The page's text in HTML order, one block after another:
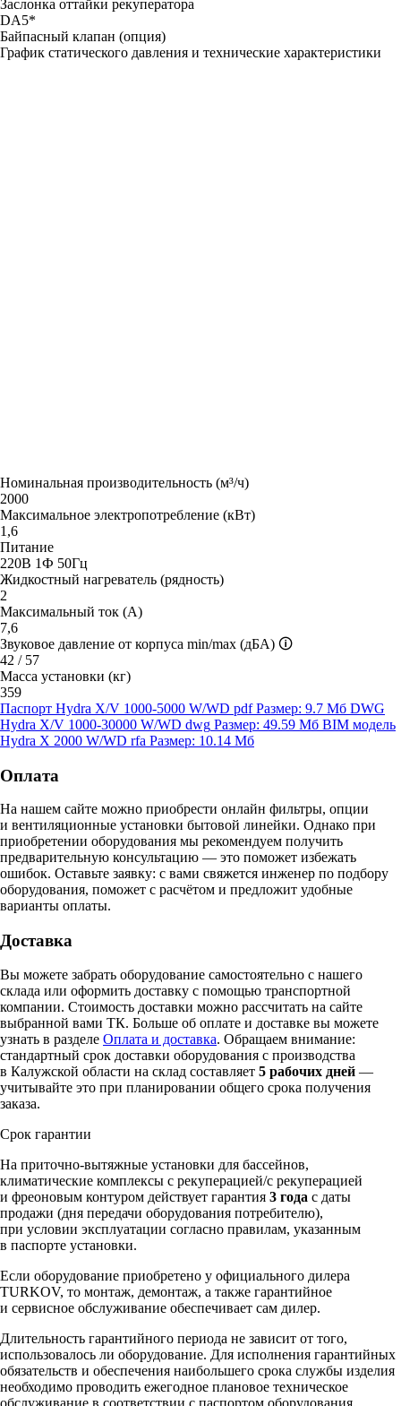
Заслонка оттайки рекуператора
DА5*
Байпасный клапан (опция)
График статического давления и технические характеристики
Номинальная производительность (м³/ч)
2000
Максимальное электропотребление (кВт)
1,6
Питание
220В 1Ф 50Гц
Жидкостный нагреватель (рядность)
2
Максимальный ток (А)
7,6
Звуковое давление от корпуса min/max (дБА) 🛈
42 / 57
Масса установки (кг)
359
Паспорт Hydra X/V 1000-5000 W/WD pdf Размер: 9.7 Мб DWG
Hydra X/V 1000-30000 W/WD dwg Размер: 49.59 Мб BIM модель
Hydra X 2000 W/WD rfa Размер: 10.14 Мб
Оплата
На нашем сайте можно приобрести онлайн фильтры, опции
и вентиляционные установки бытовой линейки. Однако при
приобретении оборудования мы рекомендуем получить
предварительную консультацию — это поможет избежать
ошибок. Оставьте заявку: с вами свяжется инженер по подбору
оборудования, поможет с расчётом и предложит удобные
варианты оплаты.
Доставка
Вы можете забрать оборудование самостоятельно с нашего
склада или оформить доставку с помощью транспортной
компании. Стоимость доставки можно рассчитать на сайте
выбранной вами ТК. Больше об оплате и доставке вы можете
узнать в разделе Оплата и доставка. Обращаем внимание:
стандартный срок доставки оборудования с производства
в Калужской области на склад составляет 5 рабочих дней —
учитывайте это при планировании общего срока получения
заказа.
Срок гарантии
На приточно-вытяжные установки для бассейнов,
климатические комплексы c рекуперацией/с рекуперацией
и фреоновым контуром действует гарантия 3 года с даты
продажи (дня передачи оборудования потребителю),
при условии эксплуатации согласно правилам, указанным
в паспорте установки.
Если оборудование приобретено у официального дилера
TURKOV, то монтаж, демонтаж, а также гарантийное
и сервисное обслуживание обеспечивает сам дилер.
Длительность гарантийного периода не зависит от того,
использовалось ли оборудование. Для исполнения гарантийных
обязательств и обеспечения наибольшего срока службы изделия
необходимо проводить ежегодное плановое техническое
обслуживание в соответствии с паспортом оборудования.